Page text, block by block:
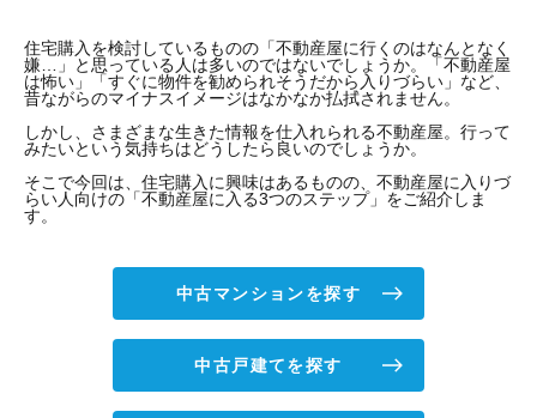
住宅購入を検討しているものの「不動産屋に行くのはなんとなく
嫌…」と思っている人は多いのではないでしょうか。「不動産屋
は怖い」「すぐに物件を勧められそうだから入りづらい」など、
昔ながらのマイナスイメージはなかなか払拭されません。
しかし、さまざまな生きた情報を仕入れられる不動産屋。行って
みたいという気持ちはどうしたら良いのでしょうか。
そこで今回は、住宅購入に興味はあるものの、不動産屋に入りづ
らい人向けの「不動産屋に入る3つのステップ」をご紹介しま
す。
中古マンションを探す
中古戸建てを探す